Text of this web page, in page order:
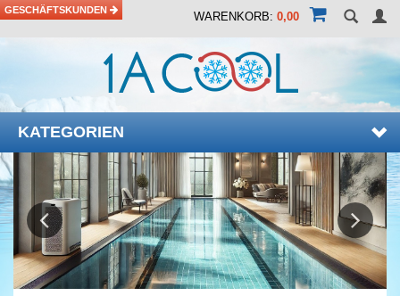
GESCHÄFTSKUNDEN WARENKORB: 0,00
KATEGORIEN
Previous Next